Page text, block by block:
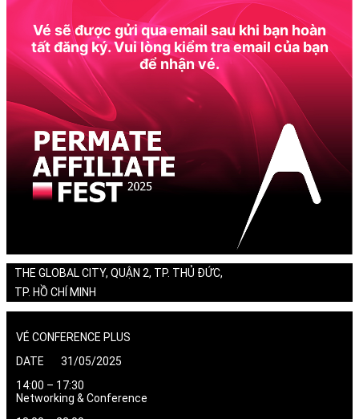
Vé sẽ được gửi qua email sau khi bạn hoàn
tất đăng ký. Vui lòng kiểm tra email của bạn
để nhận vé.
THE GLOBAL CITY, QUẬN 2, TP. THỦ ĐỨC,
TP. HỒ CHÍ MINH
VÉ CONFERENCE PLUS
DATE 31/05/2025
14:00 – 17:30
Networking & Conference